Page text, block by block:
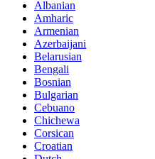
Albanian
Amharic
Armenian
Azerbaijani
Belarusian
Bengali
Bosnian
Bulgarian
Cebuano
Chichewa
Corsican
Croatian